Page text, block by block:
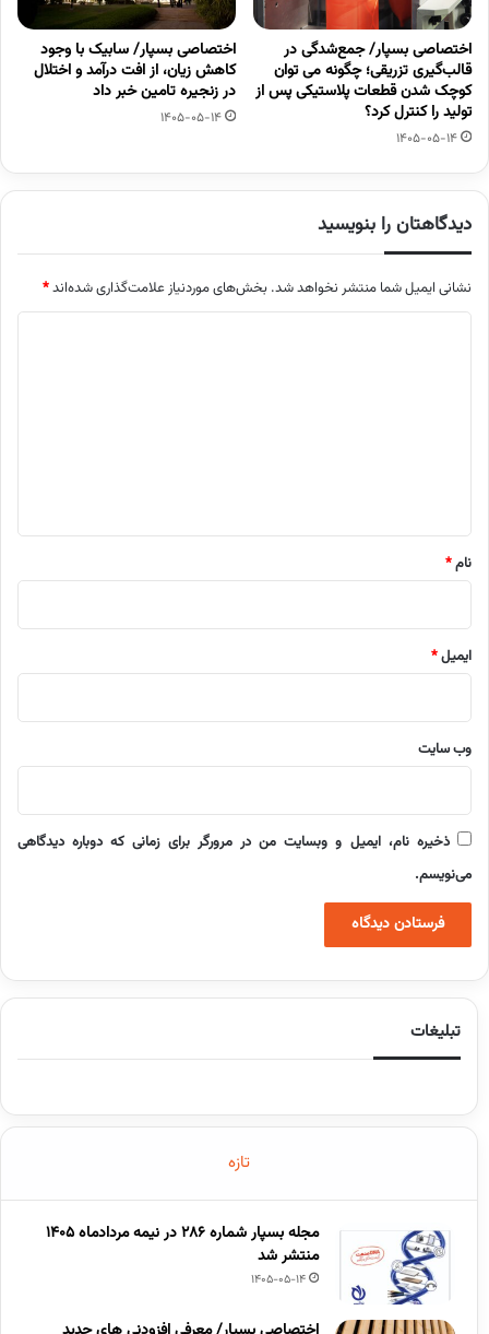
اختصاصی بسپار/ جمع‌شدگی در
قالب‌گیری تزریقی؛ چگونه می توان
کوچک شدن قطعات پلاستیکی پس از
تولید را کنترل کرد؟
1405-05-14
اختصاصی بسپار/ سابیک با وجود
کاهش زیان، از افت درآمد و اختلال
در زنجیره تامین خبر داد
1405-05-14
دیدگاهتان را بنویسید
نشانی ایمیل شما منتشر نخواهد شد. بخش‌های موردنیاز علامت‌گذاری شده‌اند*
نام*
ایمیل*
وب‌ سایت
ذخیره نام، ایمیل و وبسایت من در مرورگر برای زمانی که دوباره دیدگاهی
می‌نویسم.
تبلیغات
تازه
مجله بسپار شماره 286 در نیمه مردادماه 1405
منتشر شد
1405-05-14